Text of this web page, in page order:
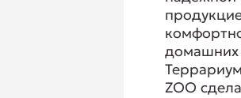
домашних
ZOO